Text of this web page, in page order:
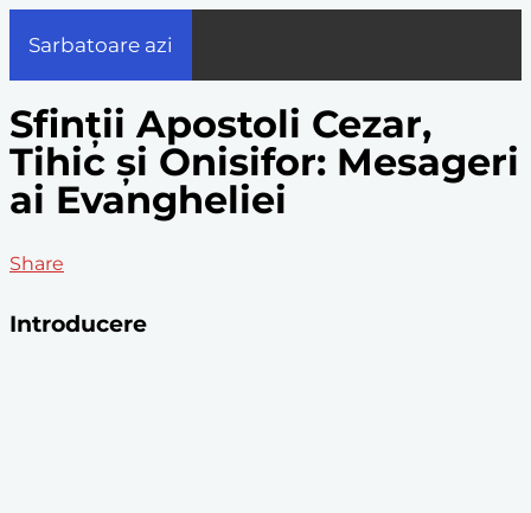
Sarbatoare azi
Sfinții Apostoli Cezar,
Tihic și Onisifor: Mesageri
ai Evangheliei
Share
Introducere